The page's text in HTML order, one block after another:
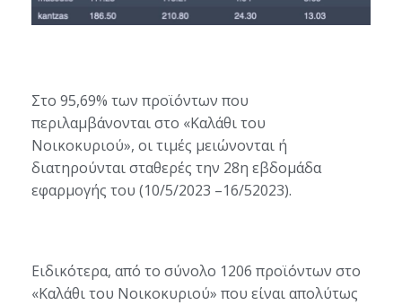
Στο 95,69% των προϊόντων που
περιλαμβάνονται στο «Kαλάθι του
Nοικοκυριού», οι τιμές μειώνονται ή
διατηρούνται σταθερές την 28η εβδομάδα
εφαρμογής του (10/5/2023 –16/52023).
Ειδικότερα, από το σύνολο 1206 προϊόντων στο
«Καλάθι του Νοικοκυριού» που είναι απολύτως